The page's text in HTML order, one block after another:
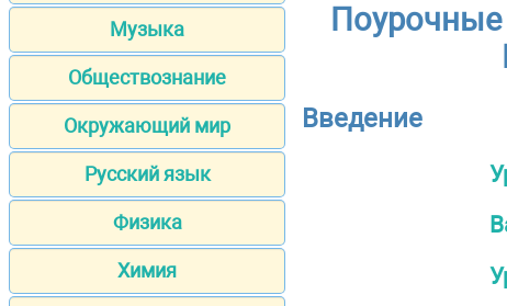
Музыка
Обществознание
Окружающий мир
Русский язык
Физика
Химия
Введение